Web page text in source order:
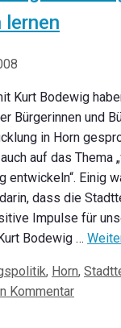
lernen
Kurt Bodewig
Bürgerinnen und
in Horn
auf das Thema
entwickeln“. Einig
dass die
Impulse für
Bodewig …
, Horn,
Kommentar